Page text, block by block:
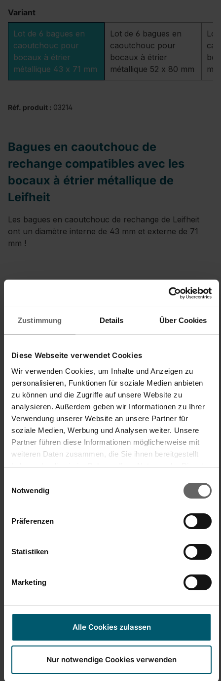
Zustimmung Details Über Cookies
Diese Webseite verwendet Cookies
Wir verwenden Cookies, um Inhalte und Anzeigen zu
personalisieren, Funktionen für soziale Medien anbieten
zu können und die Zugriffe auf unsere Website zu
analysieren. Außerdem geben wir Informationen zu Ihrer
Verwendung unserer Website an unsere Partner für
soziale Medien, Werbung und Analysen weiter. Unsere
Partner führen diese Informationen möglicherweise mit
weiteren Daten zusammen, die Sie ihnen bereitgestellt
haben oder die sie im Rahmen Ihrer Nutzung der Dienste
Cookies, wenn Sie unsere Webseite weiterhin nutzen.
Notwendig
Präferenzen
Statistiken
Marketing
Alle Cookies zulassen
Nur notwendige Cookies verwenden
Variant
Lot de 6 bagues en
caoutchouc pour
bocaux à étrier
métallique 43 x 71 mm
Lot de 6 bagues en
caoutchouc pour
bocaux à étrier
métallique 52 x 80 mm
Lot
Réf. produit : 03214
Bagues en caoutchouc de
rechange compatibles avec les
bocaux à étrier métallique de
Leifheit
Les bagues en caoutchouc de rechange de Leifheit
ont un diamètre interne de 43 mm et externe de 71
mm !
Informations complémentaires
Les bagues en caoutchouc 43 x 71 mm s'adaptent
aux bocaux à étrier 135 ml de Leifheit.
S'adaptent aux bocaux à étrier 135 ml de Leifheit
Diamètre interne: 43 mm
Diamètre externe: 71 mm
Consignes de sécurité